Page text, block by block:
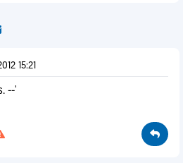
15:21
--'